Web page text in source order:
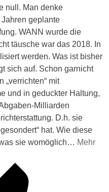
null. Man denke
geplante
WANN wurde die
täusche war das 2018. In
werden. Was ist bisher
sich auf. Schon garnicht
„verrichten“ mit
und in geduckter Haltung,
Milliarden
D.h. sie
hat. Wie diese
sie womöglich… Mehr